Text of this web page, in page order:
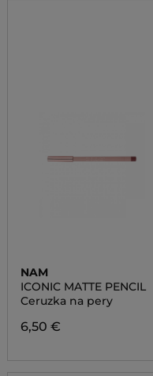
NAM
ICONIC MATTE PENCIL
Ceruzka na pery
6,50 €